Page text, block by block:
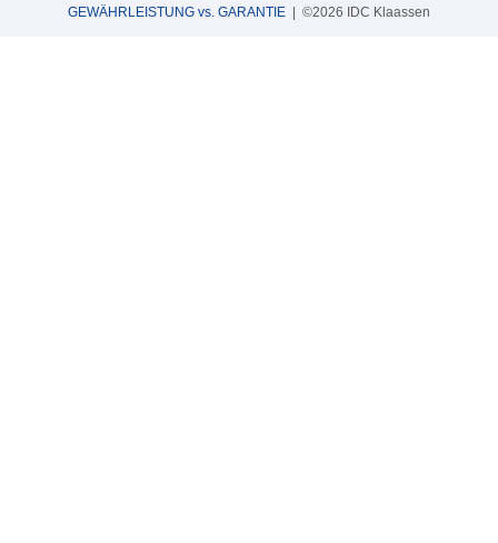
GEWÄHRLEISTUNG vs. GARANTIE | ©2026 IDC Klaassen